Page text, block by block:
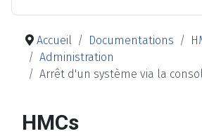
Accueil Documentations
Administration
Arrêt d'un système via la
HMCs